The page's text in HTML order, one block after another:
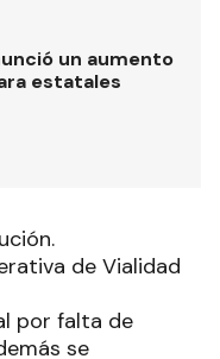
un aumento
estatales
de Vialidad
por falta de
se